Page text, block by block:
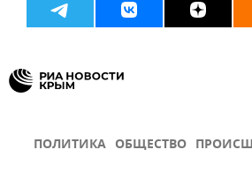
ПОЛИТИКА ОБЩЕСТВО